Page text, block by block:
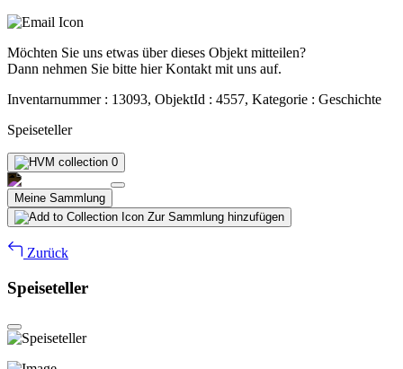
Möchten Sie uns etwas über dieses Objekt mitteilen?
Dann nehmen Sie bitte hier Kontakt mit uns auf.
Inventarnummer : 13093, ObjektId : 4557, Kategorie : Geschichte
Speiseteller
0
Meine Sammlung
Zur Sammlung hinzufügen
Zurück
Speiseteller